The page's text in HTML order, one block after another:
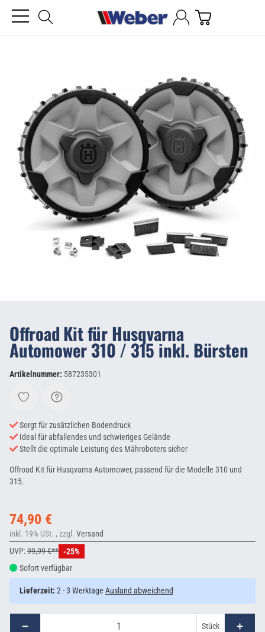
Offroad Kit für Husqvarna
Automower 310 / 315 inkl. Bürsten
Artikelnummer: 587235301
Sorgt für zusätzlichen Bodendruck
Ideal für abfallendes und schwieriges Gelände
Stellt die optimale Leistung des Mähroboters sicher
Offroad Kit für Husqvarna Automower, passend für die Modelle 310 und
315.
74,90 €
inkl. 19% USt. , zzgl. Versand
UVP:99,99 €** -25%
Sofort verfügbar
Lieferzeit: 2 - 3 Werktage Ausland abweichend
Stück